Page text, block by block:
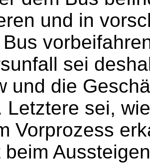
und in
sei
und die
Letztere sei,
Vorprozess
beim